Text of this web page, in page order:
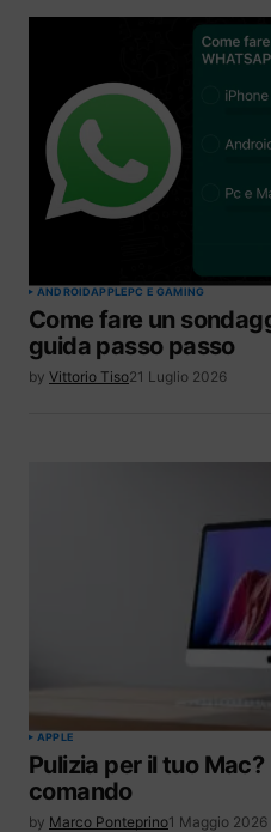
ANDROIDAPPLEPC E GAMING
Come fare un
guida passo passo
by Vittorio Tiso21 Luglio 2026
APPLE
Pulizia per il tuo
comando
by Marco Ponteprino1 Maggio 2026